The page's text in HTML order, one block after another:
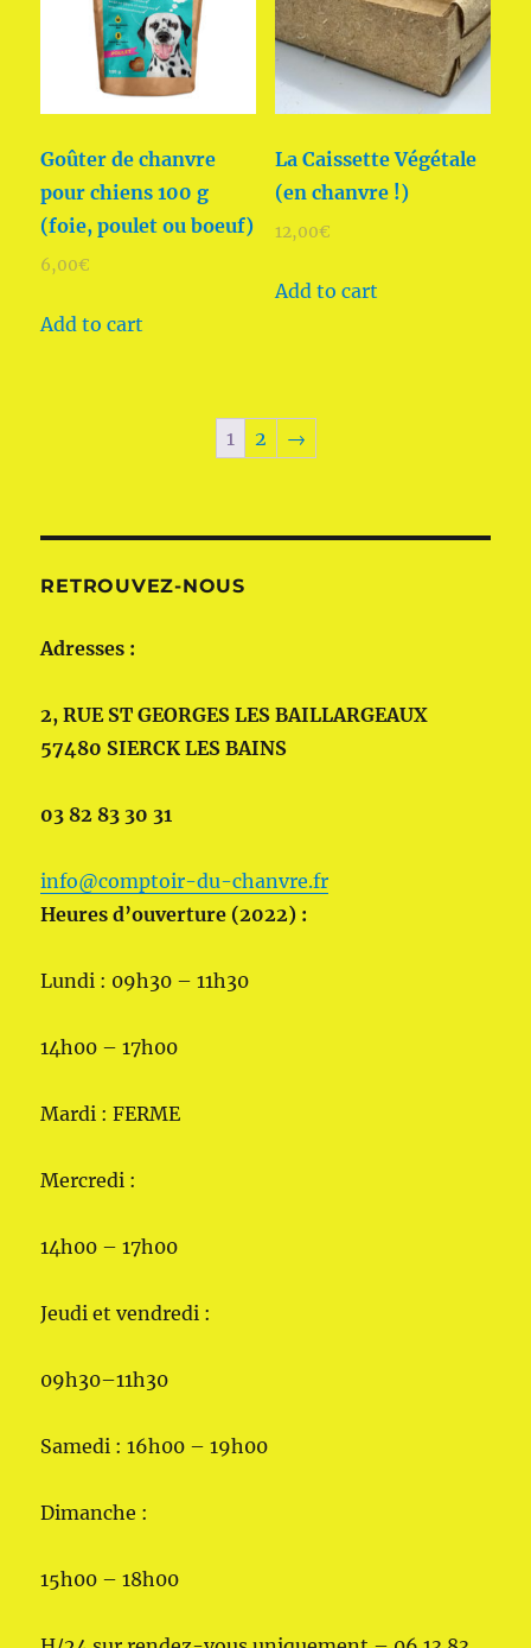
Goûter de chanvre
pour chiens 100 g
(foie, poulet ou boeuf)
6,00€
Add to cart
La Caissette Végétale
(en chanvre !)
12,00€
Add to cart
1 2 →
RETROUVEZ-NOUS
Adresses :
2, RUE ST GEORGES LES BAILLARGEAUX
57480 SIERCK LES BAINS
03 82 83 30 31
info@comptoir-du-chanvre.fr
Heures d’ouverture (2022) :
Lundi : 09h30 – 11h30
14h00 – 17h00
Mardi : FERME
Mercredi :
14h00 – 17h00
Jeudi et vendredi :
09h30–11h30
Samedi : 16h00 – 19h00
Dimanche :
15h00 – 18h00